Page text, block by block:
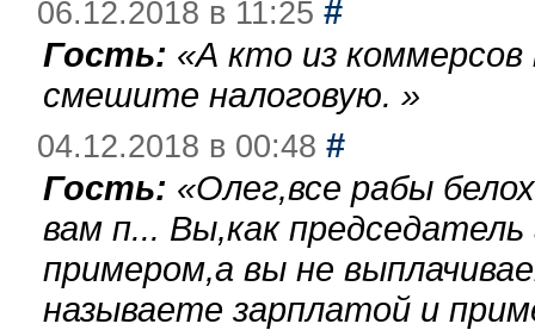
06.12.2018 в 11:25 #
Гость: «А кто из
смешите налоговую. »
04.12.2018 в 00:48 #
Гость: «Олег,все рабы
вам п... Вы,как
примером,а вы не
называете зарплатой и